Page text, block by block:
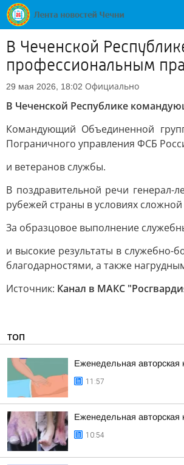
В Чеченской
профессиональным
29 мая 2026, 18:02 Официально
В Чеченской Республике
Командующий Объединенной
Пограничного управления ФСБ
и ветеранов службы.
В поздравительной речи генерал-
рубежей страны в условиях
За образцовое выполнение
и высокие результаты в
благодарностями, а также
Источник: Канал в МАКС
ТОП
Еженедельная авторская
11:57
Еженедельная авторская
10:54